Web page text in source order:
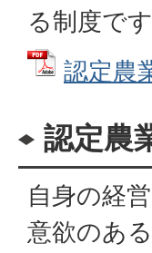
る制度です
認定農
認定農
自身の経
意欲のあ